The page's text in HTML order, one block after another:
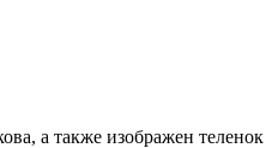
а также изображен